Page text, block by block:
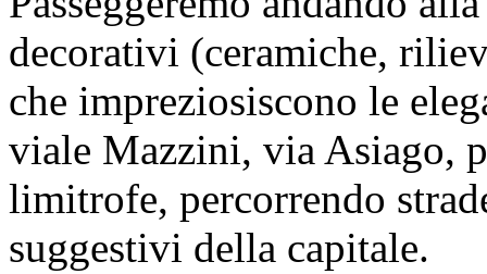
decorativi (ceramiche,
che impreziosiscono le
viale Mazzini, via Asiago,
limitrofe, percorrendo
suggestivi della capitale.